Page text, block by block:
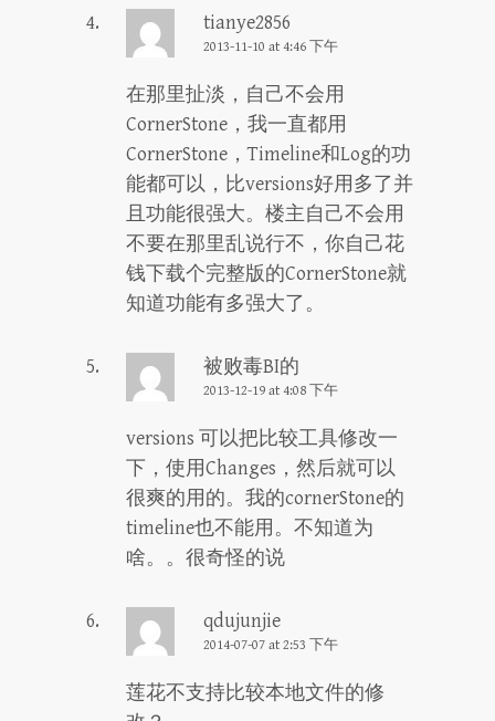
tianye2856
2013-11-10 at 4:46 下午
在那里扯淡，自己不会用
CornerStone，我一直都用
CornerStone，Timeline和Log的功
能都可以，比versions好用多了并
且功能很强大。楼主自己不会用
不要在那里乱说行不，你自己花
钱下载个完整版的CornerStone就
知道功能有多强大了。
被败毒BI的
2013-12-19 at 4:08 下午
versions 可以把比较工具修改一
下，使用Changes，然后就可以
很爽的用的。我的cornerStone的
timeline也不能用。不知道为
啥。。很奇怪的说
qdujunjie
2014-07-07 at 2:53 下午
莲花不支持比较本地文件的修